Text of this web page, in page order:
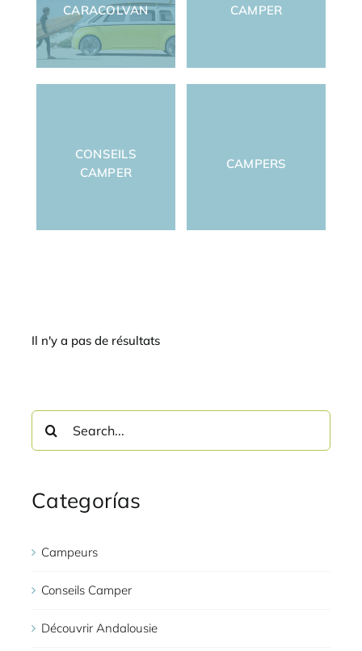
CARACOLVAN
CAMPER
CONSEILS
CAMPER
CAMPERS
Il n'y a pas de résultats
Search
Categorías
Campeurs
Conseils Camper
Découvrir Andalousie